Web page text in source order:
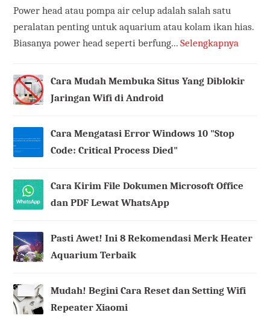
Power head atau pompa air celup adalah salah satu
peralatan penting untuk aquarium atau kolam ikan hias.
Biasanya power head seperti berfung...Selengkapnya
Cara Mudah Membuka Situs Yang Diblokir
Jaringan Wifi di Android
Cara Mengatasi Error Windows 10 "Stop
Code: Critical Process Died"
Cara Kirim File Dokumen Microsoft Office
dan PDF Lewat WhatsApp
Pasti Awet! Ini 8 Rekomendasi Merk Heater
Aquarium Terbaik
Mudah! Begini Cara Reset dan Setting Wifi
Repeater Xiaomi